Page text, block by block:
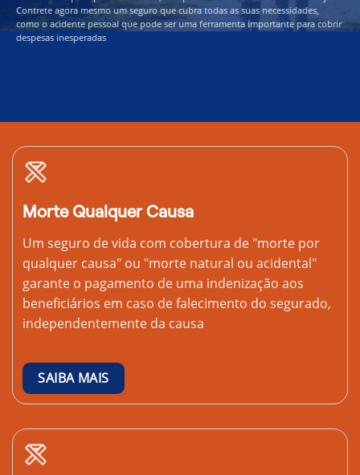
Contrete agora mesmo um seguro que cubra todas as suas necessidades,
como o acidente pessoal que pode ser uma ferramenta importante para cobrir
despesas inesperadas
Morte Qualquer Causa
Um seguro de vida com cobertura de "morte por
qualquer causa" ou "morte natural ou acidental"
garante o pagamento de uma indenização aos
beneficiários em caso de falecimento do segurado,
independentemente da causa
SAIBA MAIS